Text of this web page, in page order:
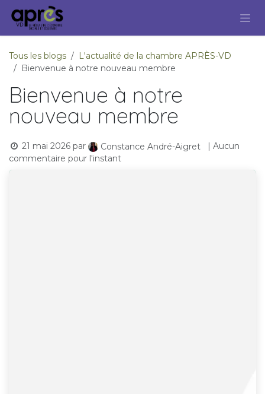
Se rendre au contenu
Tous les blogs
L'actualité de la chambre APRÈS-VD
Bienvenue à notre nouveau membre
Bienvenue à notre
nouveau membre
21 mai 2026 par Constance André-Aigret
| Aucun
commentaire pour l'instant